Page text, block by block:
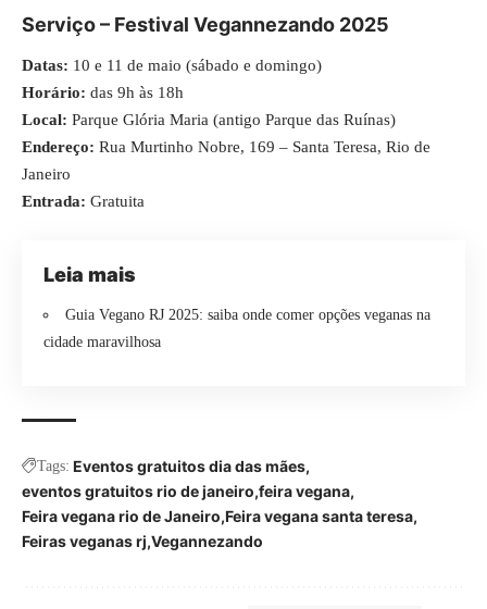
Serviço – Festival Vegannezando 2025
Datas: 10 e 11 de maio (sábado e domingo)
Horário: das 9h às 18h
Local: Parque Glória Maria (antigo Parque das Ruínas)
Endereço: Rua Murtinho Nobre, 169 – Santa Teresa, Rio de
Janeiro
Entrada: Gratuita
Leia mais
Guia Vegano RJ 2025: saiba onde comer opções veganas na
cidade maravilhosa
Tags: Eventos gratuitos dia das mães
eventos gratuitos rio de janeiro feira vegana
Feira vegana rio de Janeiro Feira vegana santa teresa
Feiras veganas rj Vegannezando